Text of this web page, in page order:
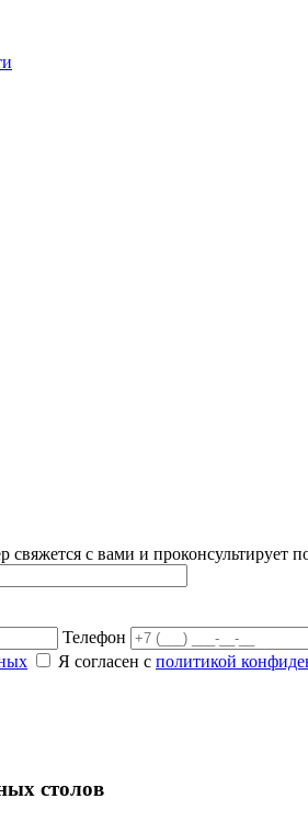
с вами и проконсультирует
Телефон
Я согласен с политикой
столов